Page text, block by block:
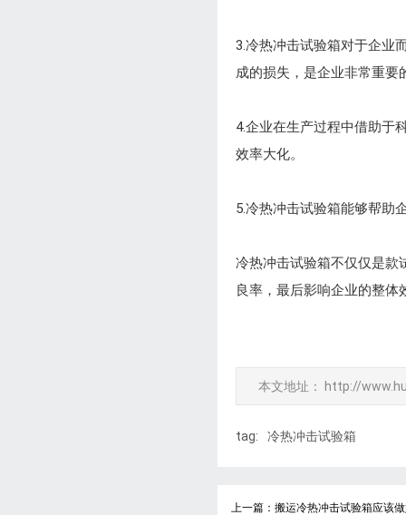
3.冷热冲击试验箱对于企业
成的损失，是企业非常重要
4.企业在生产过程中借助于
效率大化。
5.冷热冲击试验箱能够帮助
冷热冲击试验箱不仅仅是款
良率，最后影响企业的整体
本文地址： http://
tag: 冷热冲击试验箱
上一篇：搬运冷热冲击试验箱应该